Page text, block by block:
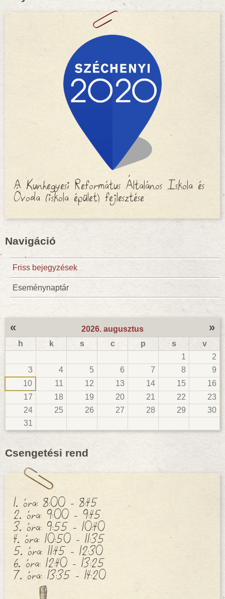
A Kunhegyesi Református Általános Iskola és
Óvoda (iskola épület) fejlesztése
Navigáció
Friss bejegyzések
Eseménynaptár
2026. augusztus
« »
h k s c p s
v
1
2
3
4 5 6 7 8
9
10
11 12 13 14 15
16
17
18 19 20 21 22
23
24
25 26 27 28 29
30
31
Csengetési rend
1. óra: 8:00 - 8:45
2. óra: 9:00 - 9:45
3. óra: 9:55 - 10:40
4. óra: 10:50 - 11:35
5. óra: 11:45 - 12:30
6. óra: 12:40 - 13:25
7. óra: 13:35 - 14:20